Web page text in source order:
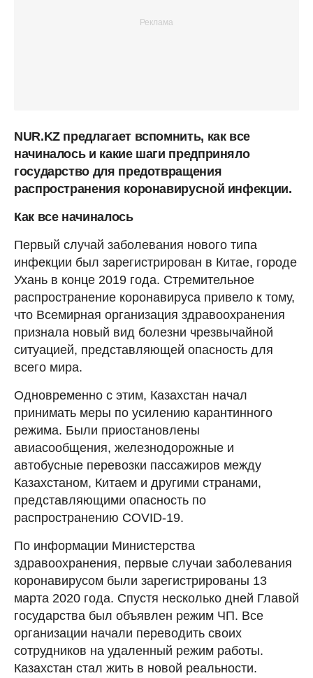
NUR.KZ предлагает вспомнить, как все
начиналось и какие шаги предприняло
государство для предотвращения
распространения коронавирусной инфекции.
Как все начиналось
Первый случай заболевания нового типа
инфекции был зарегистрирован в Китае, городе
Ухань в конце 2019 года. Стремительное
распространение коронавируса привело к тому,
что Всемирная организация здравоохранения
признала новый вид болезни чрезвычайной
ситуацией, представляющей опасность для
всего мира.
Одновременно с этим, Казахстан начал
принимать меры по усилению карантинного
режима. Были приостановлены
авиасообщения, железнодорожные и
автобусные перевозки пассажиров между
Казахстаном, Китаем и другими странами,
представляющими опасность по
распространению COVID-19.
По информации Министерства
здравоохранения, первые случаи заболевания
коронавирусом были зарегистрированы 13
марта 2020 года. Спустя несколько дней Главой
государства был объявлен режим ЧП. Все
организации начали переводить своих
сотрудников на удаленный режим работы.
Казахстан стал жить в новой реальности.